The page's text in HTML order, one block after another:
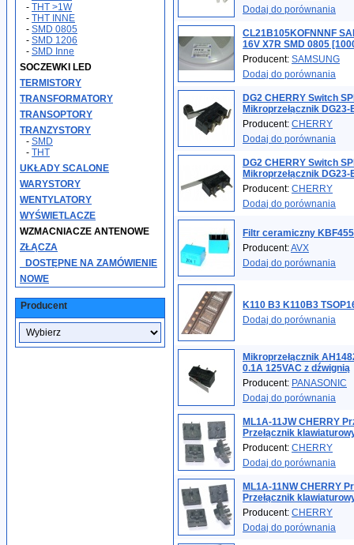
- THT >1W
- THT INNE
- SMD 0805
- SMD 1206
- SMD Inne
SOCZEWKI LED
TERMISTORY
TRANSFORMATORY
TRANSOPTORY
TRANZYSTORY
- SMD
- THT
UKŁADY SCALONE
WARYSTORY
WENTYLATORY
WYŚWIETLACZE
WZMACNIACZE ANTENOWE
ZŁĄCZA
_DOSTĘPNE NA ZAMÓWIENIE
NOWE
Producent
Dodaj do porównania
CL21B105KOFNNNF
16V X7R SMD 0805
Producent: SAMSUNG
Dodaj do porównania
DG2 CHERRY Switch
Mikroprzełącznik
Producent: CHERRY
Dodaj do porównania
DG2 CHERRY Switch
Mikroprzełącznik
Producent: CHERRY
Dodaj do porównania
Filtr ceramiczny
Producent:AVX
Dodaj do porównania
K110 B3 K110B3
Dodaj do porównania
Mikroprzełącznik
0.1A 125VAC z dźwignią
Producent: PANASONIC
Dodaj do porównania
ML1A-11JW CHERRY
Przełącznik
Producent: CHERRY
Dodaj do porównania
ML1A-11NW CHERRY
Przełącznik
Producent: CHERRY
Dodaj do porównania